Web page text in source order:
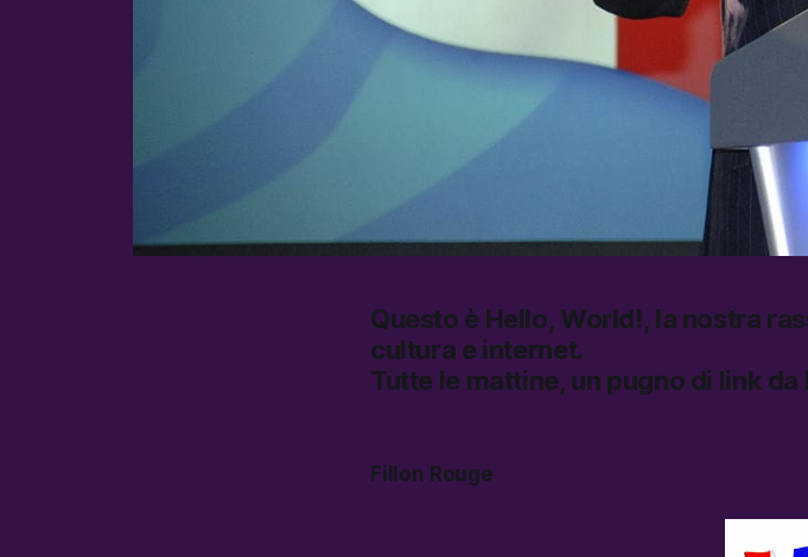
Questo è Hello, World!, la nostra
cultura e internet.
Tutte le mattine, un pugno di link
Fillon Rouge